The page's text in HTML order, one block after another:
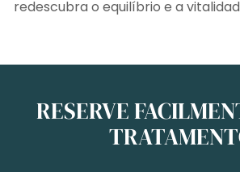
redescubra o equilíbrio e a
RESERVE